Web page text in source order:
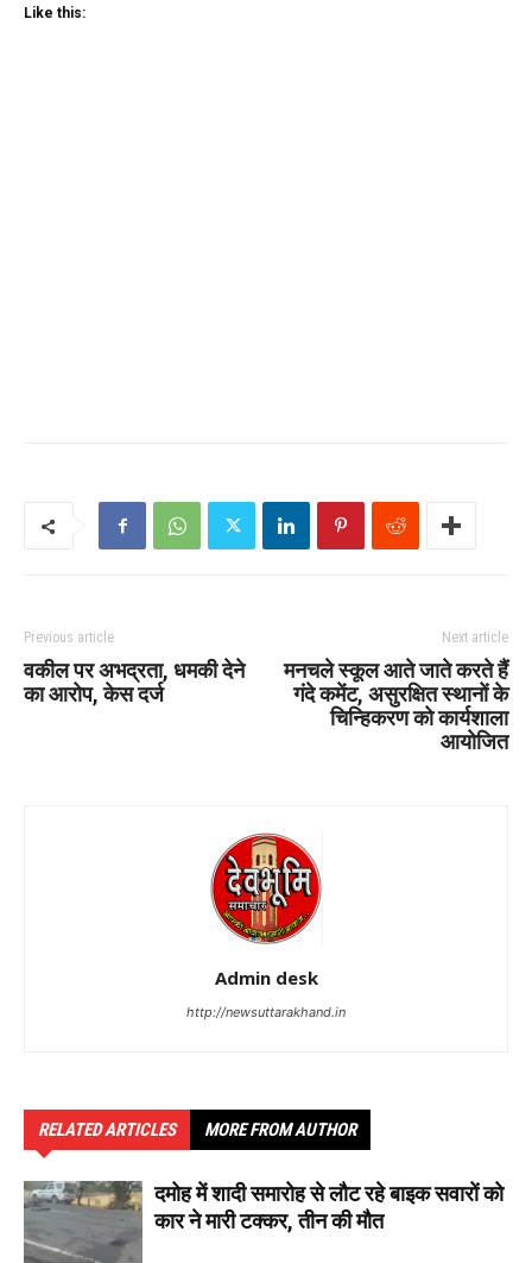
Like this:
Previous article
वकील पर अभद्रता, धमकी देने
का आरोप, केस दर्ज
Next article
मनचले स्कूल आते जाते करते हैं
गंदे कमेंट, असुरक्षित स्थानों के
चिन्हिकरण को कार्यशाला
आयोजित
Admin desk
http://newsuttarakhand.in
RELATED ARTICLES MORE FROM AUTHOR
दमोह में शादी समारोह से लौट रहे बाइक सवारों को
कार ने मारी टक्कर, तीन की मौत